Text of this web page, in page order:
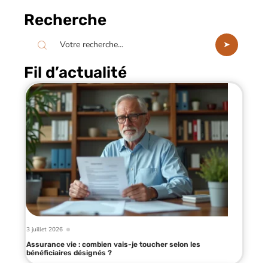
Recherche
Fil d’actualité
3 juillet 2026
Assurance vie : combien vais-je toucher selon les
bénéficiaires désignés ?